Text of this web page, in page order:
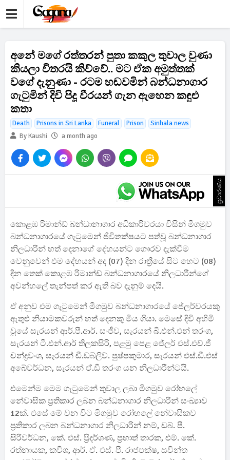
අනේ මගේ රත්තරන් පුතා කකුල තුවාල වුණා
කියලා විතරයි කිව්වේ.. මට ඒක අමුත්තක්
වගේ දැනුණා - රටම හඬවමින් බන්ධනාගාර
ගැටුමින් දිවි පිදූ වීරයන් ගැන ඇහෙන කඳුළු
කතා
Death Prisons in Sri Lanka Funeral Prison
Sinhala news
By Kaushi
a month ago
ප්‍රචාරණය
කොළඹ රිමාන්ඩ් බන්ධානාගාර අධිකාරිවරයා විසින් මීගමුව
බන්ධනාගාරයේ ගැටුමෙන් ජීවිතක්ෂයට පත්වූ බන්ධනාගාර
නිලධාරින් හත් දෙනාගේ දේහයන්ට ගෞරව දැක්වීම
වෙනුවෙන් එම දේහයන් අද (07) දින රාත්‍රීයේ සිට හෙට (08)
දින තෙක් කොළඹ රිමාන්ඩ් බන්ධනාගාරයේ නිලධාරීන්ගේ
අවන්හලේ තැන්පත් කර ඇති බව දැනුම් දෙයි.
ඒ අනුව එම ගැටුමෙන් ‍මීගමුව බන්ධනාගාරයේ ජේලර්වරයකු
ඇතුළු නියාමකවරුන් හත් දෙනකු මිය ගියා. මෙසේ දිවි අහිමි
වූයේ සැරයන් ආර්.පී.ආර්. සංජීව, සැරයන් බී.එන්.එන් තරංග,
සැරයන් ටී.එන්.ආර් තිලකසිරි, පළමු පෙළ ජේලර් එස්.එච්.ජී
චන්ද්‍රවංශ, සැරයන් ඩී.ඩබ්ලිව්. පුෂ්පකුමාර, සැරයන් එස්.ඩී.එස්
අබේවර්ධන, සැරයන් ඒ.ඩී තරංග යන නිලධාරීන්ටයි.
එමෙන්ම මෙම ගැටුමෙන් තුවාල ලබා මිගමුව රෝහලේ
නේවාසික ප්‍රතිකාර ලබන බන්ධනාගාර නිලධාරින් සංඛ්‍යාව
12ක්. එසේ මේ වන විට මිගමුව රෝහලේ නේවාසිකව
ප්‍රතිකාර ලබන බන්ධනාගාර නිලධාරින් නම්, ඩබ්. පී.
සිරිවර්ධන, කේ. එස්. ප්‍රිදර්ශණ, ප්‍රභාත් තාරක, එම්. කේ.
රත්නායක, කවීශ, ආර්. ඒ. එස්. පී. රාජපක්ෂ, සචින්ත